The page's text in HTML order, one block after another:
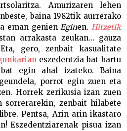
Amurizaren lehen
baina 1982tik aurrerako
eman genienEginen.Hitzetik
arrakasta zeukan… gauza
gero, zenbait kasualitate
eszedentzia bat hartu
egin ahal izateko. Baina
porrot egin zuen eta
Horrek zerikusia izan zuen
zenbait hilabete
Pentsa, Arin-arin ikastaro
Eszedentziarenak pisua izan